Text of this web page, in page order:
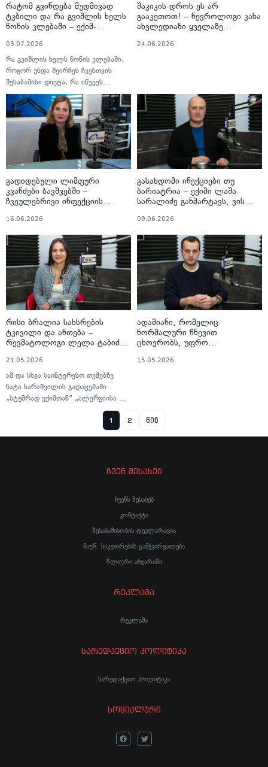
რატომ გვინდება მუდმივად
ტკბილი და რა გვიშლის ხელს
წონის კლებაში – ექიმ-
გოგავას რეკომენდაციები
გადაცემაში „სტუმრად
ექიმთან“
03.07.2026
რა გვიშლის ხელს წონის კლებაში,
როგორ უნდა შეირჩეს ჩვენთვის
შესაბამისი დიეტა, რა იწვევს
ტკბილეულის განსაკუთრებულ
მოთხოვნილებას და როგორ
ვებრძოლოთ მას, რა უნდა
გავითვალისწინოთ 40 წლის ზემოთ
ასაკში, რა იგულისხმება ჯანსაღ
კვებაში და როგორი უნდა იყოს
კვების რაციონი...
შაკიკის დროს ეს არ
გააკეთოთ! – ნევროლოგი კახა
ახვლედიანი ყველაზე
ასახელებს
24.06.2026
გადიდებული ლიმფური
კვანძები ბავშვებში –
ჩვეულებრივი ინფექციის
დაავადების? – პედიატრი ეკა
16.06.2026
გასახდომი ინექციები თუ
ბარიატრია – ექიმი ლაშა
სარალიძე განმარტავს, ვის
09.06.2026
რისი ბრალია სახსრების
ტკივილი და ანთება –
რევმატოლოგი ლელა ტაბიძე
გავრცელებულ კითხვებს
21.05.2026
ამ და სხვა საინტერესო თემებზე
ნატა ხარაშვილის გადაცემაში
„სტუმრად ექიმთან“ „ალერგიისა და
რევმატოლოგმა - ლელა ტაბიძემ
ადამიანი, რომელიც
ნორმალური წნევით
ცხოვრობს, უფრო
ადამიანი, რომელიც მაღალ
15.05.2026
1 2 წინ
ჩვენ შესახებ
ჩვენს შესახებ
კონტაქტი
შესაბამისობის დეკლარაცია
მაუწ. საკუთრების გამჭვირვალება
წლიური ანგარიში
რეკლამა
რეკლამა
სარედაქციო პოლიტიკა
სარედაქციო პოლიტიკა
სოციალური